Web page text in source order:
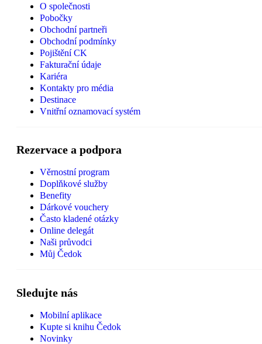
O společnosti
Pobočky
Obchodní partneři
Obchodní podmínky
Pojištění CK
Fakturační údaje
Kariéra
Kontakty pro média
Destinace
Vnitřní oznamovací systém
Rezervace a podpora
Věrnostní program
Doplňkové služby
Benefity
Dárkové vouchery
Často kladené otázky
Online delegát
Naši průvodci
Můj Čedok
Sledujte nás
Mobilní aplikace
Kupte si knihu Čedok
Novinky